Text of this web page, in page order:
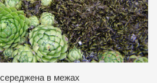
в межах